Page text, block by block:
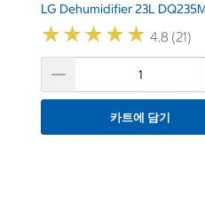
LG Dehumidifier 23L
★★★★★
★★★★★ 4.8 (21)
카트에 담기